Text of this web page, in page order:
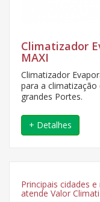
Climatizador
MAXI
Climatizador
para a
grandes Portes.
+ Detalhes
Principais cidades
atende Valor